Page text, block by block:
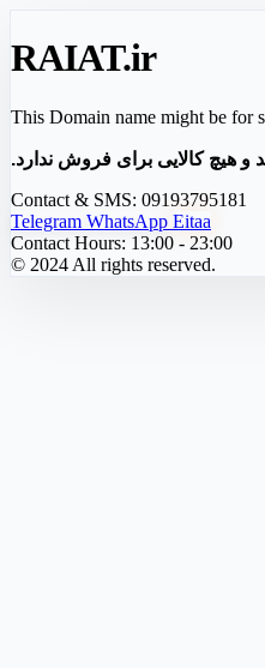
RAIAT.ir
This Domain name might be for
و هیچ کالایی برای فروش ندارد.
Contact & SMS: 09193795181
Telegram WhatsApp Eitaa
Contact Hours: 13:00 - 23:00
© 2024 All rights reserved.